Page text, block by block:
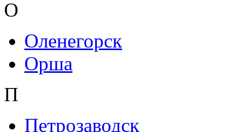
О
Оленегорск
Орша
П
Петрозаводск